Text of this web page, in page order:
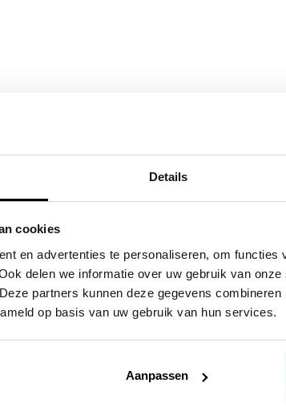
Details
cookies
en advertenties te personaliseren, om functies
delen we informatie over uw gebruik van
partners kunnen deze gegevens
op basis van uw gebruik van hun services.
Aanpassen